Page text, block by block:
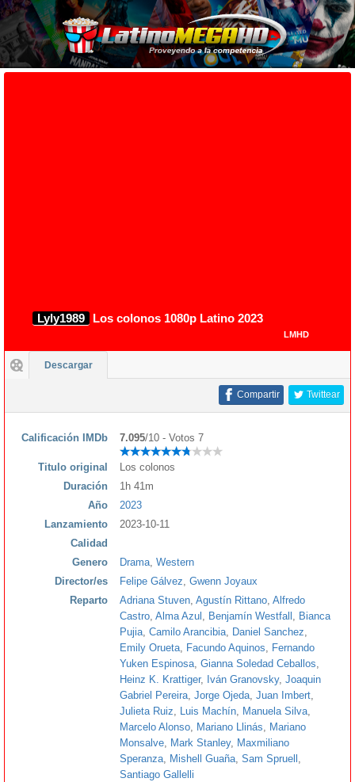
Lyly1989 Los colonos 1080p Latino 2023
LMHD
Descargar
Twittear
Compartir
Calificación IMDb 7.095/10 - Votos 7
Titulo original
Los colonos
Duración
1h 41m
Año
2023
Lanzamiento
2023-10-11
Calidad
Genero
Drama Western
Director/es
Felipe Gálvez Gwenn Joyaux
Reparto
Adriana Stuven Agustín Rittano Alfredo
Castro Alma Azul Benjamín Westfall
Bianca
Pujia Camilo Arancibia Daniel Sanchez
Emily Orueta
Facundo Aquinos
Fernando
Yuken Espinosa Gianna Soledad Ceballos
Heinz K. Krattiger, Iván Granovsky, Joaquin
Gabriel Pereira Jorge Ojeda Juan Imbert
Julieta Ruiz
Luis Machín Manuela Silva
Marcelo Alonso
Mariano Llinás
Mariano
Monsalve
Mark Stanley, Maxmiliano
Speranza
Mishell Guaña Sam Spruell
Santiago Gallelli